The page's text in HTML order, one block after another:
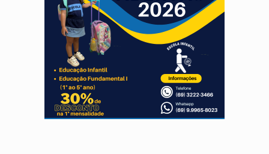
CLUBE DOS R$ 00,00:21 candidatos declaram patrimônio zero em Rondônia
INTERIOR: Ouro Preto do Oeste realiza Cavalgada da Expo Show
DESENVOLVIMENTO: Ideb avança nos anos iniciais do ensino
VULGO 'UNIÃO': Chefe de facção criminosa é preso durante
Publicação Legal: CONVOCAÇÃO DAS ELEIÇÕES: